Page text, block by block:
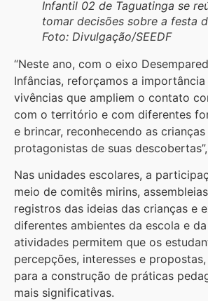
Infantil 02 de Taguatinga se
tomar decisões sobre a festa
Foto: Divulgação/SEEDF
“Neste ano, com o eixo
Infâncias, reforçamos a
vivências que ampliem o contato
com o território e com diferentes
e brincar, reconhecendo as
protagonistas de suas
Nas unidades escolares, a
meio de comitês mirins,
registros das ideias das crianças e
diferentes ambientes da escola e
atividades permitem que os
percepções, interesses e
para a construção de práticas
mais significativas.